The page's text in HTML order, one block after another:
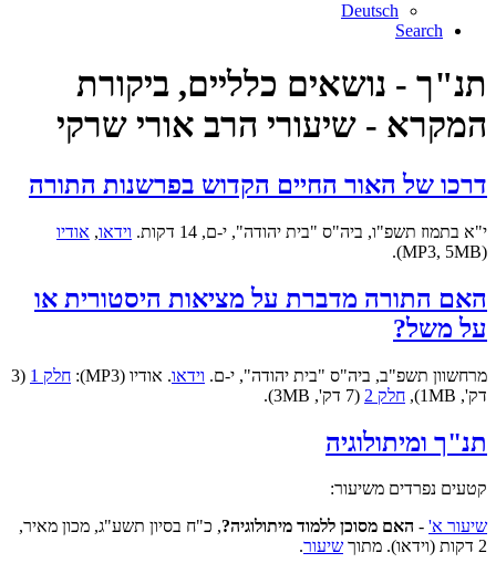
Deutsch
Search
תנ"ך - נושאים כלליים, ביקורת
המקרא - שיעורי הרב אורי שרקי
דרכו של האור החיים הקדוש בפרשנות התורה
י"א בתמוז תשפ"ו, ביה"ס "בית יהודה", י-ם, 14 דקות. וידאו, אודיו
(MP3, 5MB).
האם התורה מדברת על מציאות היסטורית או
על משל?
מרחשוון תשפ"ב, ביה"ס "בית יהודה", י-ם. וידאו. אודיו (MP3): חלק 1
(3
דק', 1MB),
חלק 2 (7 דק', 3MB).
תנ"ך ומיתולוגיה
קטעים נפרדים משיעור:
שיעור א' - האם מסוכן ללמוד מיתולוגיה?, כ"ח בסיון תשע"ג, מכון מאיר,
2 דקות (וידאו). מתוך
שיעור.